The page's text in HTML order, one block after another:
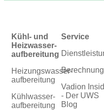
Kühl- und
Heizwasser­
aufbereitung
Heizungswasser­
aufbereitung
Kühlwasser­
aufbereitung
Service
Vadion
- Der UWS
Blog